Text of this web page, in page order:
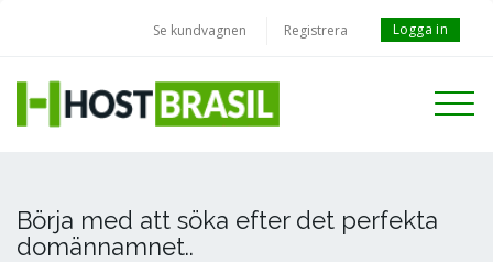
Se kundvagnen Registrera Logga in
Toggle
Börja med att söka efter det perfekta
domännamnet..